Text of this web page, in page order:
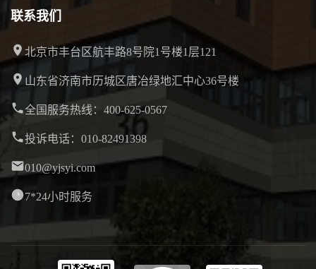
联系我们
北京市丰台区航丰路8号院1号楼1层121
山东省济南市历城区唐冶绿地汇中心36号楼
全国服务热线：400-625-0567
投诉电话：010-82491398
010@yjsyi.com
7*24小时服务